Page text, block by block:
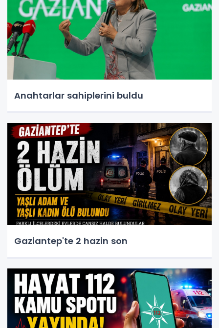
Anahtarlar sahiplerini buldu
Gaziantep'te 2 hazin son